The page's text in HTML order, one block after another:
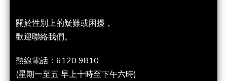
關於性別上的疑難或困擾，
歡迎聯絡我們。
熱線電話：6120 9810
(星期一至五 早上十時至下午六時)